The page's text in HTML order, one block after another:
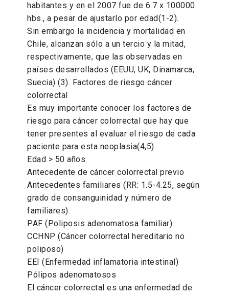
habitantes y en el 2007 fue de 6.7 x 100000
hbs., a pesar de ajustarlo por edad(1-2).
Sin embargo la incidencia y mortalidad en
Chile, alcanzan sólo a un tercio y la mitad,
respectivamente, que las observadas en
países desarrollados (EEUU, UK, Dinamarca,
Suecia) (3). Factores de riesgo cáncer
colorrectal
Es muy importante conocer los factores de
riesgo para cáncer colorrectal que hay que
tener presentes al evaluar el riesgo de cada
paciente para esta neoplasia(4,5).
Edad > 50 años
Antecedente de cáncer colorrectal previo
Antecedentes familiares (RR: 1.5-4.25, según
grado de consanguinidad y número de
familiares).
PAF (Poliposis adenomatosa familiar)
CCHNP (Cáncer colorrectal hereditario no
poliposo)
EEI (Enfermedad inflamatoria intestinal)
Pólipos adenomatosos
El cáncer colorrectal es una enfermedad de